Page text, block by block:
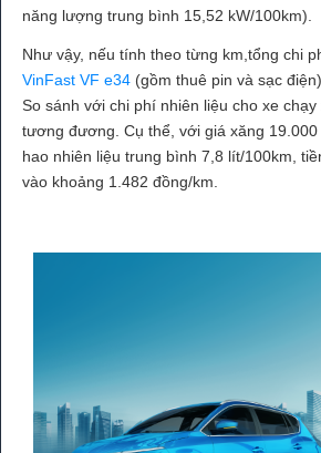
năng lượng trung bình 15,52 kW/100km).
Như vậy, nếu tính theo từng km,tổng chi
VinFast VF e34 (gồm thuê pin và sạc
So sánh với chi phí nhiên liệu cho xe
tương đương. Cụ thể, với giá xăng
hao nhiên liệu trung bình 7,8 lít/100km,
vào khoảng 1.482 đồng/km.